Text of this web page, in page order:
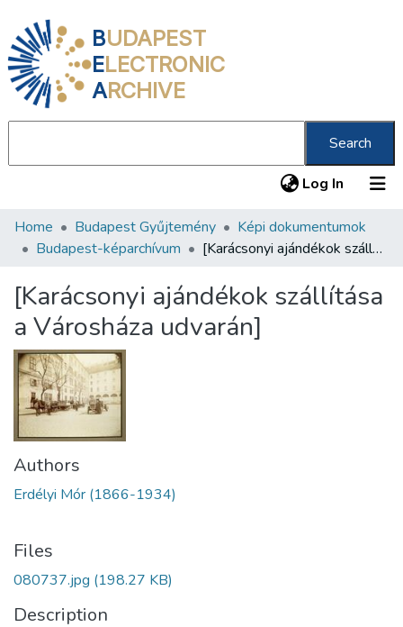
BUDAPEST
ELECTRONIC
ARCHIVE
Search
Log In (current)
Communities & Collections
Statistics
About us
Home Budapest Gyűjtemény
Képi dokumentumok
Budapest-képarchívum
[Karácsonyi ajándékok szállítása a Városháza udvarán]
[Karácsonyi ajándékok szállítása
a Városháza udvarán]
Authors
Erdélyi Mór (1866-1934)
Files
080737.jpg (198.27 KB)
Description